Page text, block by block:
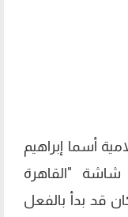
أسما إبراهيم
شاشة "القاهرة
قد بدأ بالفعل